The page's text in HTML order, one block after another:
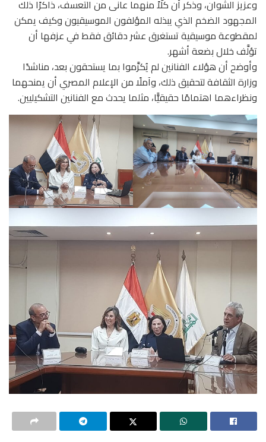
وعزيز الشوان، وذكر أن كلّاً منهما عانى من التعسف، ذاكرًا ذلك
المجهود الضخم الذي يبذله المؤلفون الموسيقيون وكيف يمكن
لمقطوعة موسيقية تستغرق عشر دقائق فقط في عزفها أن
تؤلَّف خلال بضعة أشهر.
وأوضح أن هؤلاء الفنانين لم يُكرَّموا بما يستحقون بعد، مناشدًا
وزارة الثقافة لتحقيق ذلك، وآملًا من الإعلام المصري أن يمنحهما
ونظراءهما اهتمامًا حقيقيًّا، مثلما يحدث مع الفنانين التشكيليين.